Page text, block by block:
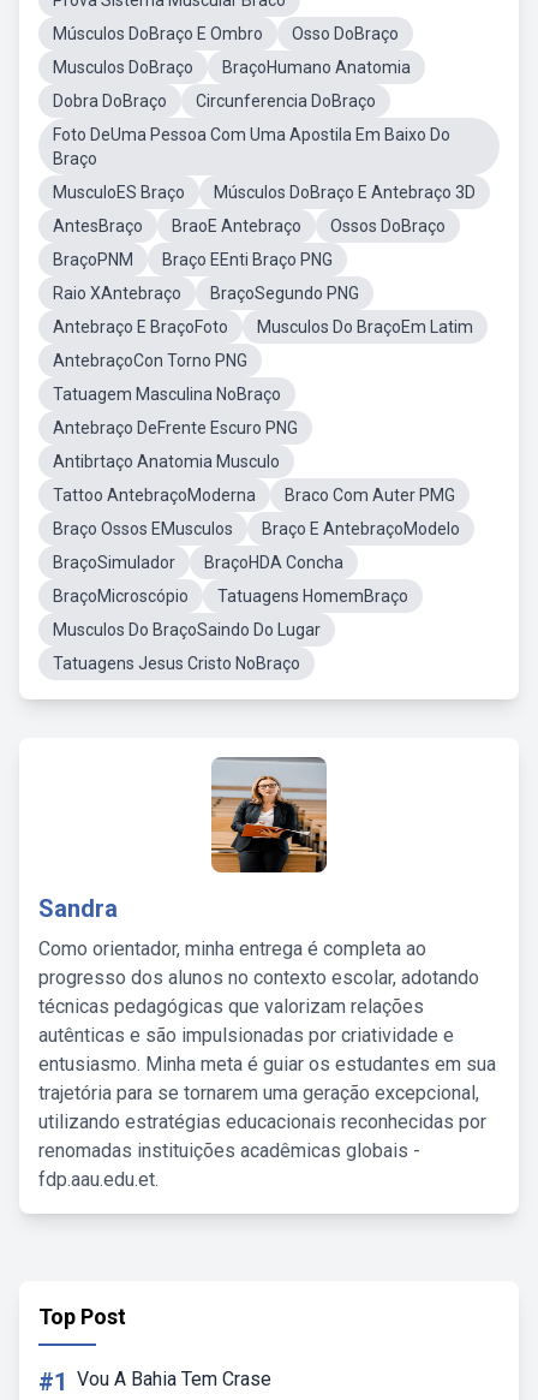
Músculos DoBraço E Ombro
Osso DoBraço
Musculos DoBraço
BraçoHumano Anatomia
Dobra DoBraço
Circunferencia DoBraço
Foto DeUma Pessoa Com Uma Apostila Em Baixo Do
Braço
MusculoES Braço
Músculos DoBraço E Antebraço 3D
AntesBraço
BraoE Antebraço
Ossos DoBraço
BraçoPNM
Braço EEnti Braço PNG
Raio XAntebraço
BraçoSegundo PNG
Antebraço E BraçoFoto
Musculos Do BraçoEm Latim
AntebraçoCon Torno PNG
Tatuagem Masculina NoBraço
Antebraço DeFrente Escuro PNG
Antibrtaço Anatomia Musculo
Tattoo AntebraçoModerna
Braco Com Auter PMG
Braço Ossos EMusculos
Braço E AntebraçoModelo
BraçoSimulador
BraçoHDA Concha
BraçoMicroscópio
Tatuagens HomemBraço
Musculos Do BraçoSaindo Do Lugar
Tatuagens Jesus Cristo NoBraço
Sandra
Como orientador, minha entrega é completa ao
progresso dos alunos no contexto escolar, adotando
técnicas pedagógicas que valorizam relações
autênticas e são impulsionadas por criatividade e
entusiasmo. Minha meta é guiar os estudantes em sua
trajetória para se tornarem uma geração excepcional,
utilizando estratégias educacionais reconhecidas por
renomadas instituições acadêmicas globais -
fdp.aau.edu.et.
Top Post
#1 Vou A Bahia Tem Crase